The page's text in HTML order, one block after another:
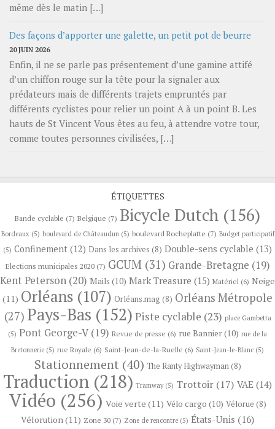
même dès le matin […]
Des façons d’apporter une galette, un petit pot de beurre
20 JUIN 2026
Enfin, il ne se parle pas présentement d’une gamine attifé
d’un chiffon rouge sur la tête pour la signaler aux
prédateurs mais de différents trajets empruntés par
différents cyclistes pour relier un point A à un point B. Les
hauts de St Vincent Vous êtes au feu, à attendre votre tour,
comme toutes personnes civilisées, […]
ÉTIQUETTES
Bande cyclable (7) Belgique (7) Bicycle Dutch (156)
Bordeaux (5) boulevard de Châteaudun (5) boulevard Rocheplatte (7) Budget participatif
(5) Confinement (12) Dans les archives (8) Double-sens cyclable (13)
Elections municipales 2020(7) GCUM (31) Grande-Bretagne (19)
Kent Peterson (20) Mails (10) Mark Treasure (15) Matériel (6) Neige
(11) Orléans (107) Orléans.mag (8) Orléans Métropole
(27) Pays-Bas (152) Piste cyclable (23) place Gambetta
(5) Pont George-V(19) Revue de presse (6) rue Bannier(10) rue de la
Bretonnerie (5) rue Royale (6) Saint-Jean-de-la-Ruelle (6) Saint-Jean-le-Blanc (5)
Stationnement (40) The Ranty Highwayman(8)
Traduction (218) Tramway(5) Trottoir (17) VAE (14)
Vidéo (256) Voie verte (11) Vélo cargo (10) Vélorue (8)
Vélorution (11) Zone 30 (7) Zone de rencontre (5) États-Unis (16)